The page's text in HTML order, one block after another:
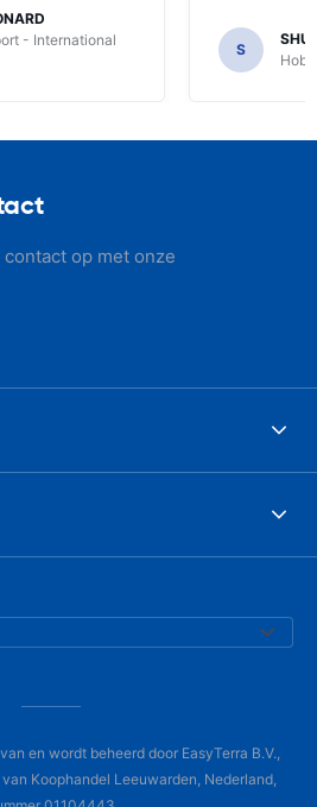
- International
S
op met onze
en wordt beheerd door EasyTerra B.V.,
Koophandel Leeuwarden, Nederland,